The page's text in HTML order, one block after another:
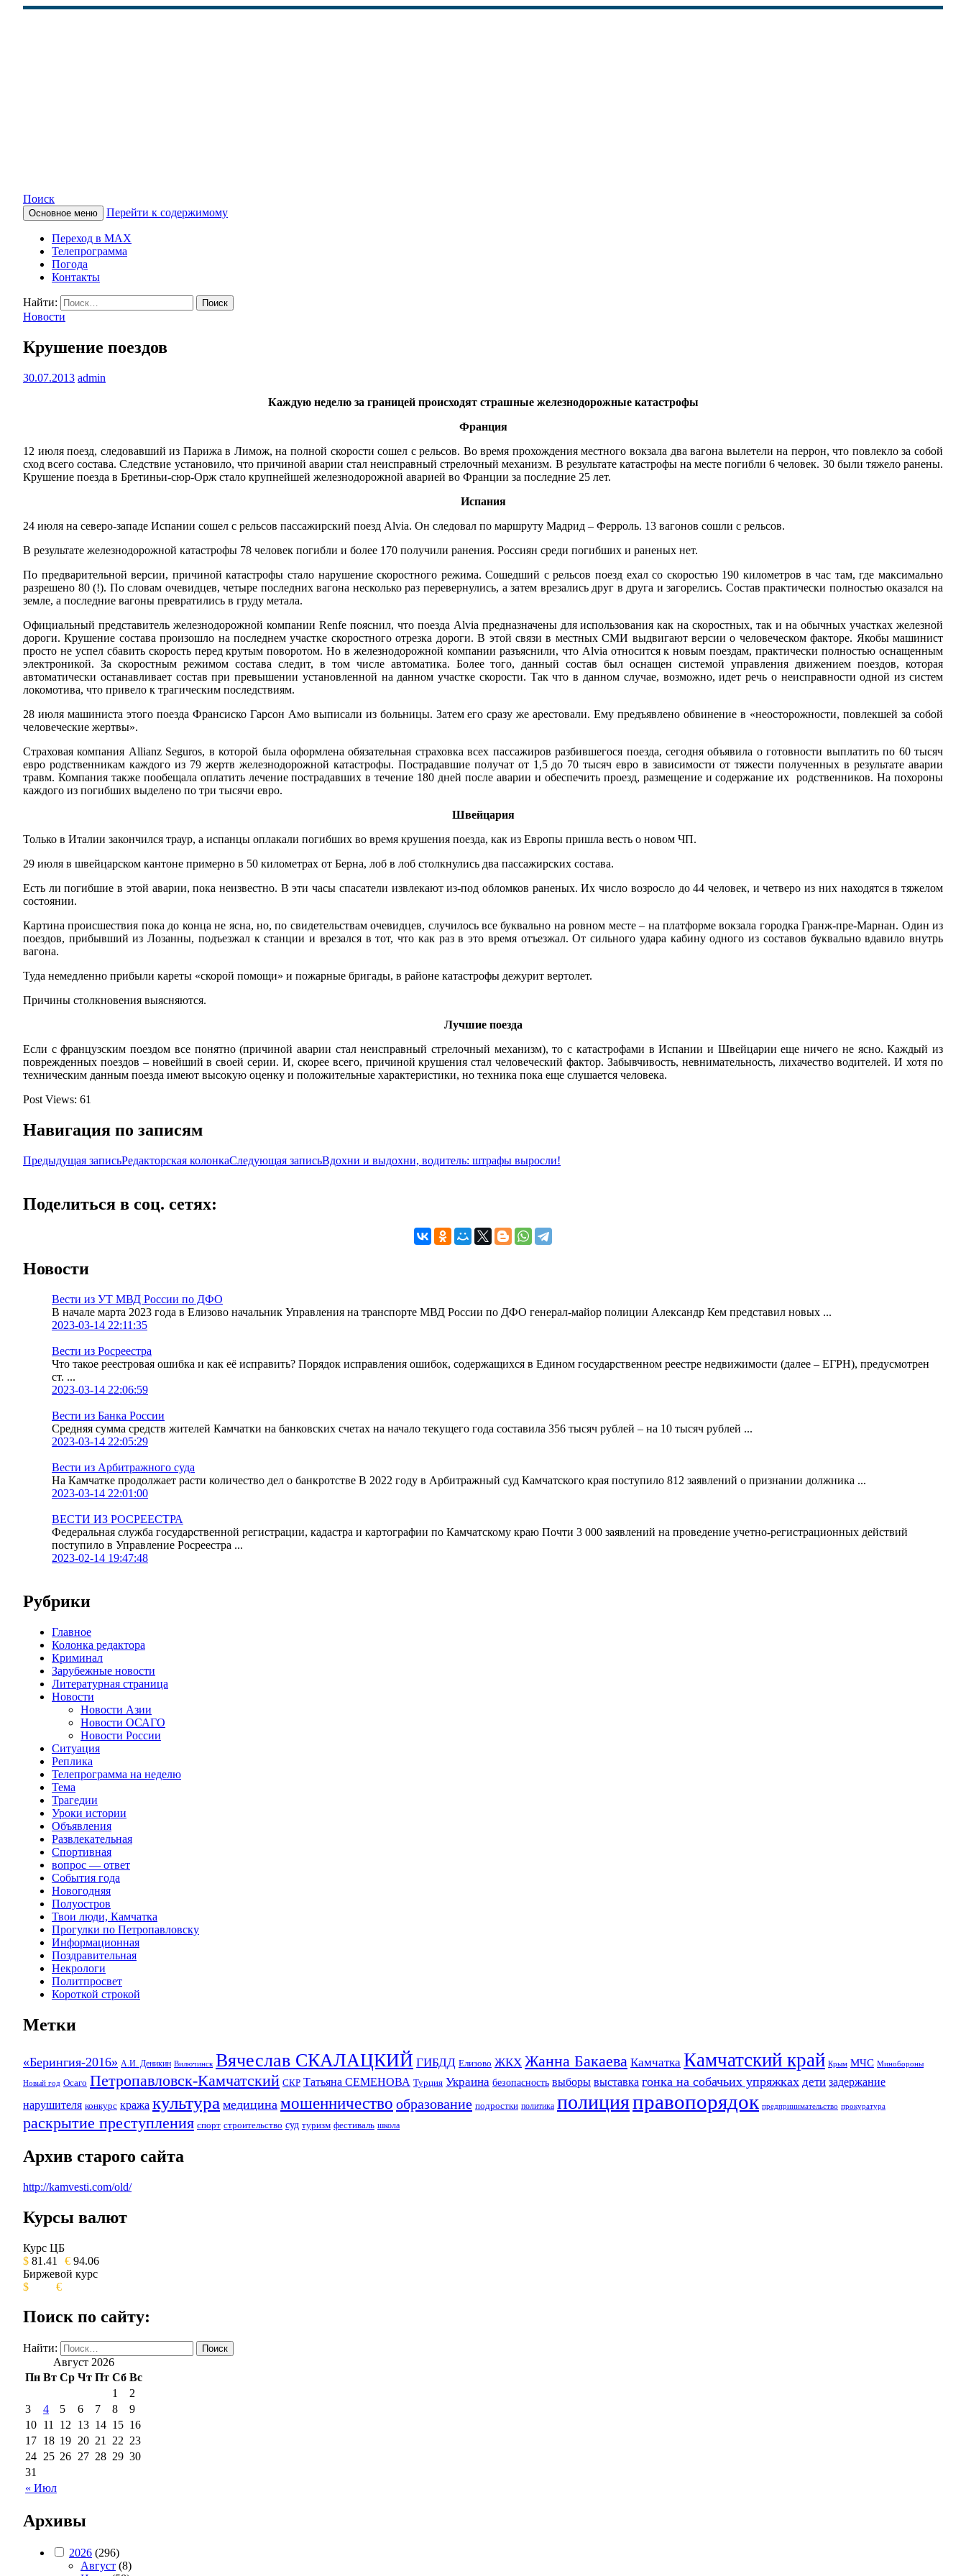
КАМЧАТСКОЕ ИНФОРМАЦИОННОЕ АГЕНТСТВО (КИА «ВЕСТИ»)
Поиск
Основное меню Перейти к содержимому
Переход в MAX
Телепрограмма
Погода
Контакты
Найти:
Новости
Крушение поездов
30.07.2013 admin
Каждую неделю за границей происходят страшные железнодорожные катастрофы
Франция
12 июля поезд, следовавший из Парижа в Лимож, на полной скорости сошел с рельсов. Во время прохождения местного вокзала два вагона вылетели на перрон, что повлекло за собой
сход всего состава. Следствие установило, что причиной аварии стал неисправный стрелочный механизм. В результате катастрофы на месте погибли 6 человек. 30 были тяжело ранены.
Крушение поезда в Бретиньи-сюр-Орж стало крупнейшей железнодорожной аварией во Франции за последние 25 лет.
Испания
24 июля на северо-западе Испании сошел с рельсов пассажирский поезд Alvia. Он следовал по маршруту Мадрид – Ферроль. 13 вагонов сошли с рельсов.
В результате железнодорожной катастрофы 78 человек погибли и более 170 получили ранения. Россиян среди погибших и раненых нет.
По предварительной версии, причиной катастрофы стало нарушение скоростного режима. Сошедший с рельсов поезд ехал со скоростью 190 километров в час там, где максимально
разрешено 80 (!). По словам очевидцев, четыре последних вагона несколько раз перевернулись, а затем врезались друг в друга и загорелись. Состав практически полностью оказался на
земле, а последние вагоны превратились в груду метала.
Официальный представитель железнодорожной компании Renfe пояснил, что поезда Alvia предназначены для использования как на скоростных, так и на обычных участках железной
дороги. Крушение состава произошло на последнем участке скоростного отрезка дороги. В этой связи в местных СМИ выдвигают версии о человеческом факторе. Якобы машинист
просто не успел сбавить скорость перед крутым поворотом. Но в железнодорожной компании разъяснили, что Alvia относится к новым поездам, практически полностью оснащенным
электроникой. За скоростным режимом состава следит, в том числе автоматика. Более того, данный состав был оснащен системой управления движением поездов, которая
автоматически останавливает состав при превышении установленной на данном участке скорости. Так что в данном случае, возможно, идет речь о неисправности одной из систем
локомотива, что привело к трагическим последствиям.
28 июля машиниста этого поезда Франсиско Гарсон Амо выписали из больницы. Затем его сразу же арестовали. Ему предъявлено обвинение в «неосторожности, повлекшей за собой
человеческие жертвы».
Страховая компания Allianz Seguros, в которой была оформлена обязательная страховка всех пассажиров разбившегося поезда, сегодня объявила о готовности выплатить по 60 тысяч
евро родственникам каждого из 79 жертв железнодорожной катастрофы. Пострадавшие получат от 1,5 до 70 тысяч евро в зависимости от тяжести полученных в результате аварии
травм. Компания также пообещала оплатить лечение пострадавших в течение 180 дней после аварии и обеспечить проезд, размещение и содержание их родственников. На похороны
каждого из погибших выделено по три тысячи евро.
Швейцария
Только в Италии закончился траур, а испанцы оплакали погибших во время крушения поезда, как из Европы пришла весть о новом ЧП.
29 июля в швейцарском кантоне примерно в 50 километрах от Берна, лоб в лоб столкнулись два пассажирских состава.
Есть ли погибшие в этой аварии, пока неизвестно. В эти часы спасатели извлекают из-под обломков раненых. Их число возросло до 44 человек, и четверо из них находятся в тяжелом
состоянии.
Картина происшествия пока до конца не ясна, но, по свидетельствам очевидцев, случилось все буквально на ровном месте – на платформе вокзала городка Гранж-пре-Марнан. Один из
поездов, прибывший из Лозанны, подъезжал к станции и врезался в тот, что как раз в это время отъезжал. От сильного удара кабину одного из составов буквально вдавило внутрь
вагона.
Туда немедленно прибыли кареты «скорой помощи» и пожарные бригады, в районе катастрофы дежурит вертолет.
Причины столкновения выясняются.
Лучшие поезда
Если с французским поездом все понятно (причиной аварии стал неисправный стрелочный механизм), то с катастрофами в Испании и Швейцарии еще ничего не ясно. Каждый из
поврежденных поездов – новейший в своей серии. И, скорее всего, причиной крушения стал человеческий фактор. Забывчивость, невнимательность, лихачество водителей. И хотя по
техническим данным поезда имеют высокую оценку и положительные характеристики, но техника пока еще слушается человека.
Post Views: 61
Навигация по записям
Предыдущая записьРедакторская колонкаСледующая записьВдохни и выдохни, водитель: штрафы выросли!
Поделиться в соц. сетях:
Новости
Вести из УТ МВД России по ДФО
В начале марта 2023 года в Елизово начальник Управления на транспорте МВД России по ДФО генерал-майор полиции Александр Кем представил новых ...
2023-03-14 22:11:35
Вести из Росреестра
Что такое реестровая ошибка и как её исправить? Порядок исправления ошибок, содержащихся в Едином государственном реестре недвижимости (далее – ЕГРН), предусмотрен
ст. ...
2023-03-14 22:06:59
Вести из Банка России
Средняя сумма средств жителей Камчатки на банковских счетах на начало текущего года составила 356 тысяч рублей – на 10 тысяч рублей ...
2023-03-14 22:05:29
Вести из Арбитражного суда
На Камчатке продолжает расти количество дел о банкротстве В 2022 году в Арбитражный суд Камчатского края поступило 812 заявлений о признании должника ...
2023-03-14 22:01:00
ВЕСТИ ИЗ РОСРЕЕСТРА
Федеральная служба государственной регистрации, кадастра и картографии по Камчатскому краю Почти 3 000 заявлений на проведение учетно-регистрационных действий
поступило в Управление Росреестра ...
2023-02-14 19:47:48
Рубрики
Главное
Колонка редактора
Криминал
Зарубежные новости
Литературная страница
Новости
Новости Азии
Новости ОСАГО
Новости России
Ситуация
Реплика
Телепрограмма на неделю
Тема
Трагедии
Уроки истории
Объявления
Развлекательная
Спортивная
вопрос — ответ
События года
Новогодняя
Полуостров
Твои люди, Камчатка
Прогулки по Петропавловску
Информационная
Поздравительная
Некрологи
Политпросвет
Короткой строкой
Метки
«Берингия-2016» А.И. Деникин Вилючинск Вячеслав СКАЛАЦКИЙ ГИБДД Елизово ЖКХ Жанна Бакаева Камчатка Камчатский край Крым МЧС Минобороны
Новый год Осаго Петропавловск-Камчатский СКР Татьяна СЕМЕНОВА Турция Украина безопасность выборы выставка гонка на собачьих упряжках дети задержание
нарушителя конкурс кража культура медицина мошенничество образование подростки политика полицияправопорядок предпринимательство прокуратура
раскрытие преступления спорт строительство суд туризм фестиваль школа
Архив старого сайта
http://kamvesti.com/old/
ОБЩЕСТВЕННО-ПОЛИТИЧЕСКОЕ ИЗДАНИЕ КАМЧАТСКОГО КРАЯ.
Курсы валют
Курс ЦБ
$ 81.41 € 94.06
Биржевой курс
$
€
Поиск по сайту:
Найти:
Август 2026
Пн Вт Ср Чт Пт Сб Вс
« Июл
1
2
3
4 5 6 7 8
9
10 11 12 13 14 15 16
17 18 19 20 21 22 23
24 25 26 27 28 29 30
31
Архивы
2026 (296)
Август (8)